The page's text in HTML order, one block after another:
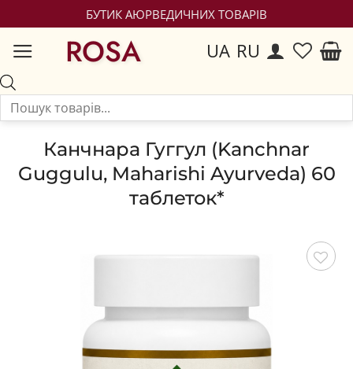
БУТИК АЮРВЕДИЧНИХ ТОВАРІВ
ROSA UA RU
Канчнара Гуггул (Kanchnar
Guggulu, Maharishi Ayurveda) 60
таблеток*